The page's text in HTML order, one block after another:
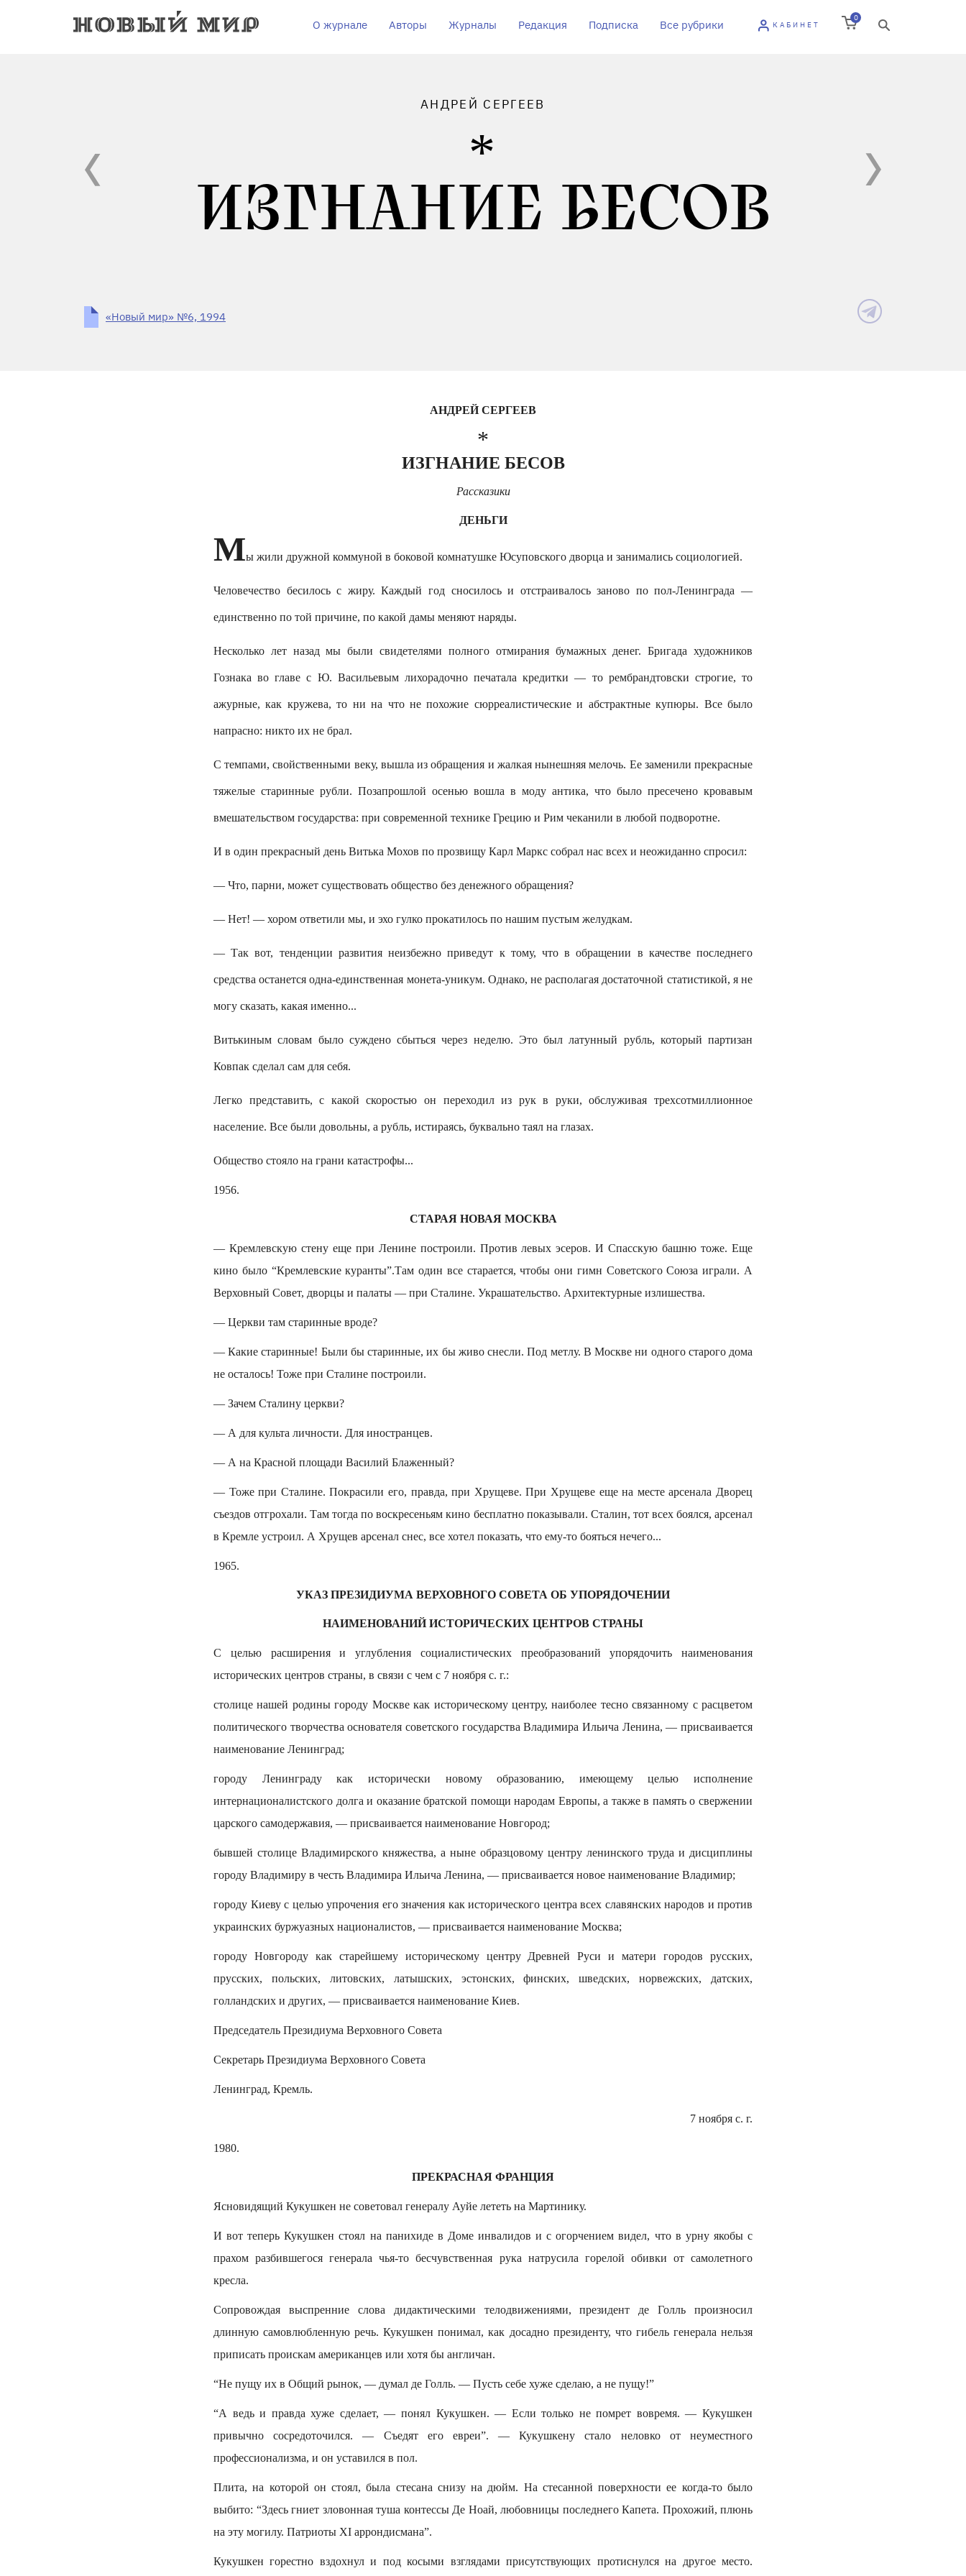
О журнале Авторы Журналы Редакция Подписка Все рубрики КАБИНЕТ
0
АНДРЕЙ СЕРГЕЕВ
ИЗГНАНИЕ БЕСОВ
«Новый мир» №6, 1994
АНДРЕЙ СЕРГЕЕВ
*
ИЗГНАНИЕ БЕСОВ
Рассказики
ДЕНЬГИ
Мы жили дружной коммуной в боковой комнатушке Юсуповского двоpца и занимались социологией.
Человечество бесилось с жиpу. Каждый год сносилось и отстраивалось заново по пол-Ленингpада —
единственно по той пpичине, по какой дамы меняют наpяды.
Несколько лет назад мы были свидетелями полного отмирания бумажных денег. Бригада художников
Гознака во главе с Ю. Васильевым лихорадочно печатала кредитки — то рембрандтовски строгие, то
ажурные, как кружева, то ни на что не похожие сюрреалистические и абстрактные купюры. Все было
напрасно: никто их не брал.
С темпами, свойственными веку, вышла из обращения и жалкая нынешняя мелочь. Ее заменили прекрасные
тяжелые старинные рубли. Позапрошлой осенью вошла в моду антика, что было пресечено кровавым
вмешательством государства: при cовременной технике Грецию и Pим чеканили в любой подворотне.
И в один прекрасный день Витька Мохов по прозвищу Карл Маркс собрал нас всех и неожиданно спросил:
— Что, парни, может существовать общество без денежного обращения?
— Нет! — хором ответили мы, и эхо гулко прокатилось по нашим пустым желудкам.
— Так вот, тенденции развития неизбежно приведут к тому, что в обращении в качестве последнего
средства останется одна-единственная монета-уникум. Однако, не располагая достаточной статистикой, я не
могу сказать, какая именно...
Витькиным словам было суждено сбыться через неделю. Это был латунный рубль, который партизан
Ковпак сделал сам для себя.
Легко представить, с какой скоростью он переходил из рук в руки, обслуживая трехсотмиллионное
население. Все были довольны, а рубль, истираясь, буквально таял на глазах.
Общество стояло на грани катастрофы...
1956.
СТАРАЯ НОВАЯ МОСКВА
— Кремлевскую стену еще при Ленине построили. Против левых эсеров. И Спасскую башню тоже. Еще
кино было “Кремлевские куранты”.Там один все старается, чтобы они гимн Советского Союза играли. А
Верховный Совет, дворцы и палаты — при Сталине. Украшательство. Архитектурные излишества.
— Церкви там старинные вроде?
— Какие старинные! Были бы старинные, их бы живо снесли. Под метлу. В Москве ни одного старого дома
не осталось! Тоже при Сталине построили.
— Зачем Сталину церкви?
— А для культа личности. Для иностранцев.
— А на Красной площади Василий Блаженный?
— Тоже при Сталине. Покрасили его, правда, при Хрущеве. При Хрущеве еще на месте арcенала Дворец
съездов отгрохали. Там тогда по воскресеньям кино бесплатно показывали. Сталин, тот всех боялся, арсенал
в Кремле устроил. А Хрущев арсенал снес, все хотел показать, что ему-то бояться нечего...
1965.
УКАЗ ПPЕЗИДИУМА ВЕРХОВНОГО СОВЕТА ОБ УПОРЯДОЧЕНИИ
НАИМЕНОВАНИЙ ИСТОРИЧЕСКИХ ЦЕНТРОВ СТРАНЫ
С целью расширения и углубления социалистических преобразований упорядочить наименования
исторических центров страны, в связи с чем с 7 ноября с. г.:
столице нашей родины городу Москве как историческому центру, наиболее тесно связанному с расцветом
политического творчества основателя советского государства Владимира Ильича Ленина, — присваивается
наименование Ленинград;
городу Ленинграду как исторически новому образованию, имеющему целью исполнение
интернационалистского долга и оказание братской помощи народам Европы, а также в память о свержении
царского самодержавия, — присваивается наименование Новгород;
бывшей столице Владимирского княжества, а ныне образцовому центру ленинского труда и дисциплины
городу Владимиру в честь Владимира Ильича Ленина, — присваивается новое наименование Владимир;
городу Киеву с целью упрочения его значения как исторического центра всех славянских народов и против
украинских буржуазных националистов, — присваивается наименование Москва;
городу Новгороду как старейшему историческому центру Древней Руси и матери городов русских,
прусских, польских, литовских, латышских, эстонских, финских, шведских, норвежских, датских,
голландских и других, — присваивается наименование Киев.
Председатель Президиума Верховного Совета
Секретарь Президиума Верховного Совета
Ленинград, Кремль.
7 ноября с. г.
1980.
ПРЕКРАСНАЯ ФРАНЦИЯ
Ясновидящий Кукушкен не советовал генералу Ауйе лететь на Мартинику.
И вот теперь Кукушкен стоял на панихиде в Доме инвалидов и с огорчением видел, что в урну якобы с
прахом разбившегося генерала чья-то бесчувственная рука натрусила горелой обивки от самолетного
кресла.
Сопровождая выспренние слова дидактическими телодвижениями, президент де Голль произносил
длинную самовлюбленную речь. Кукушкен понимал, как досадно президенту, что гибель генерала нельзя
приписать проискам американцев или хотя бы англичан.
“Не пущу их в Общий рынок, — думал де Голль. — Пусть себе хуже сделаю, а не пущу!”
“А ведь и правда хуже сделает, — понял Кукушкен. — Если только не помрет вовремя. — Кукушкен
привычно сосредоточился. — Съедят его евреи”. — Кукушкену стало неловко от неуместного
профессионализма, и он уставился в пол.
Плита, на которой он стоял, была стесана снизу на дюйм. На стесанной поверхности ее когда-то было
выбито: “Здесь гниет зловонная туша контессы Де Ноай, любовницы последнего Капета. Прохожий, плюнь
на эту могилу. Патриоты XI аррондисмана”.
Кукушкен горестно вздохнул и под косыми взглядами присутствующих протиснулся на другое место.